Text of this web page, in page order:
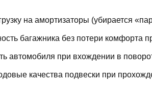
на амортизаторы (убирается
багажника без потери комфорта
автомобиля при вхождении в
качества подвески при